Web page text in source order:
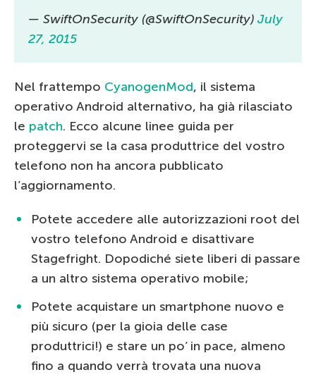
— SwiftOnSecurity (@SwiftOnSecurity) July
27, 2015
Nel frattempo CyanogenMod, il sistema
operativo Android alternativo, ha già rilasciato
le patch. Ecco alcune linee guida per
proteggervi se la casa produttrice del vostro
telefono non ha ancora pubblicato
l’aggiornamento.
Potete accedere alle autorizzazioni root del
vostro telefono Android e disattivare
Stagefright. Dopodiché siete liberi di passare
a un altro sistema operativo mobile;
Potete acquistare un smartphone nuovo e
più sicuro (per la gioia delle case
produttrici!) e stare un po’ in pace, almeno
fino a quando verrà trovata una nuova